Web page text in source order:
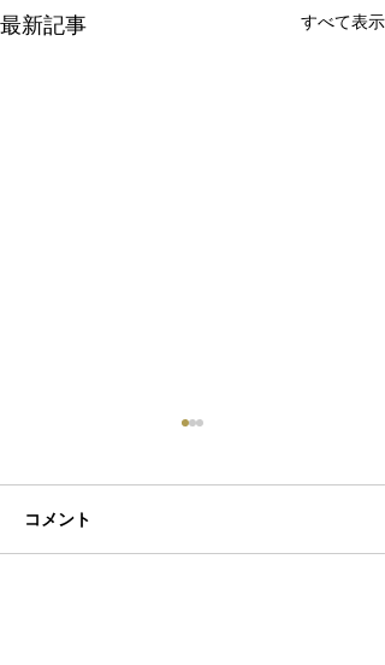
最新記事 すべて表示
初ネイル
コメント